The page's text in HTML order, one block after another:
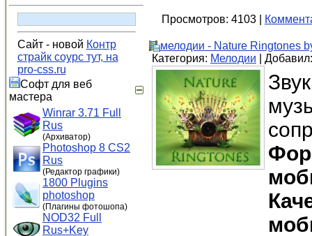
Сайт - новой Контр
страйк соурс тут, на
pro-css.ru
Софт для веб
мастера
Winrar 3.71 Full
Rus
(Архиватор)
Photoshop 8 CS2
Rus
(Редактор графики)
1800 Plugins
photoshop
(Плагины фотошопа)
NOD32 Full
Rus+Key
Просмотров: 4103 |
мелодии - Nature Ringtones
Категория: Мелодии |